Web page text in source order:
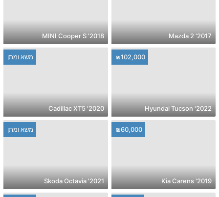
2017' Mazda 2
2018' MINI Cooper S
₪102,000
2022' Hyundai Tucson
משא ומתן
2020' Cadillac XT5
₪60,000
2019' Kia Carens
משא ומתן
2021' Skoda Octavia